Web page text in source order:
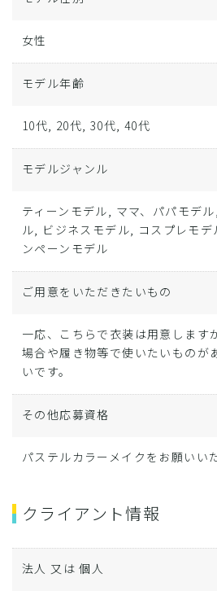
女性
モデル年齢
10代, 20代, 30代, 40代
モデルジャンル
ティーンモデル, ママ、パパモデ
ル, ビジネスモデル, コスプレモ
ンペーンモデル
ご用意をいただきたいもの
一応、こちらで衣装は用意します
場合や履き物等で使いたいものが
いです。
その他応募資格
パステルカラーメイクをお願いい
クライアント情報
法人 又は 個人